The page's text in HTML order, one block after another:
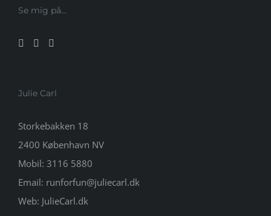
Se mig på…
Julie Carl
Storkebakken 18
2400 København NV
Mobil: 3116 5880
Email: runforfun@juliecarl.dk
Web: JulieCarl.dk